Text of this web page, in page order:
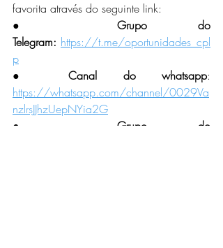
favorita através do seguinte link:
●
Grupo do
Telegram: https://t.me/oportunidades_cpl
p
● Canal do whatsapp
https://whatsapp.com/channel/0029Va
nzlrsJJhzUepNYia2G
● Grupo do